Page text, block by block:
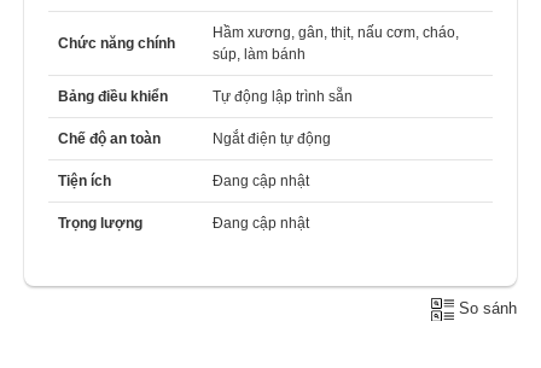
Chức năng chính
Hầm xương, gân, thịt, nấu cơm, cháo,
súp, làm bánh
Bảng điều khiển Tự động lập trình sẵn
Chế độ an toàn Ngắt điện tự động
Tiện ích Đang cập nhật
Trọng lượng Đang cập nhật
So sánh